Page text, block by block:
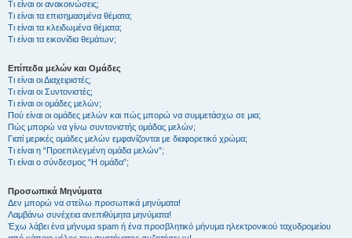
Τι είναι οι ανακοινώσεις;
Τι είναι τα επισημασμένα θέματα;
Τι είναι τα κλειδωμένα θέματα;
Τι είναι τα εικονίδια θεμάτων;
Επίπεδα μελών και Ομάδες
Τι είναι οι Διαχειριστές;
Τι είναι οι Συντονιστές;
Τι είναι οι ομάδες μελών;
Πού είναι οι ομάδες μελών και πώς μπορώ να συμμετάσχω σε μια;
Πώς μπορώ να γίνω συντονιστής ομάδας μελών;
Γιατί μερικές ομάδες μελών εμφανίζονται με διαφορετικό χρώμα;
Τι είναι η “Προεπιλεγμένη ομάδα μελών”;
Τι είναι ο σύνδεσμος "Η ομάδα”;
Προσωπικά Μηνύματα
Δεν μπορώ να στείλω προσωπικά μηνύματα!
Λαμβάνω συνέχεια ανεπιθύμητα μηνύματα!
Έχω λάβει ένα μήνυμα spam ή ένα προσβλητικό μήνυμα ηλεκτρονικού ταχυδρομείου